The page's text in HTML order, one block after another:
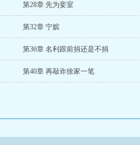
第28章 先为妾室
第32章 宁嫔
第36章 名利跟前捐还是不捐
第40章 再敲诈徐家一笔